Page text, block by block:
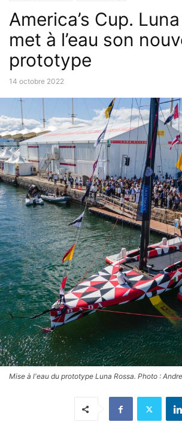
America’s Cup.
met à l’eau son
prototype
14 octobre 2022
Mise à l'eau du prototype Luna Rossa. Photo :